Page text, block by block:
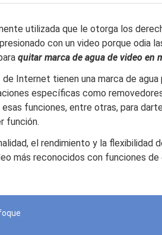
utilizada que le otorga los
con un video porque odia
quitar marca de agua de video en
Internet tienen una marca de agua
específicas como
funciones, entre otras, para
función.
el rendimiento y la flexibilidad
más reconocidos con funciones de